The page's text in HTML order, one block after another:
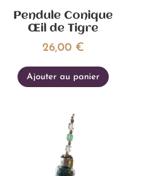
Pendule Conique
Œil de Tigre
26,00 €
Ajouter au panier